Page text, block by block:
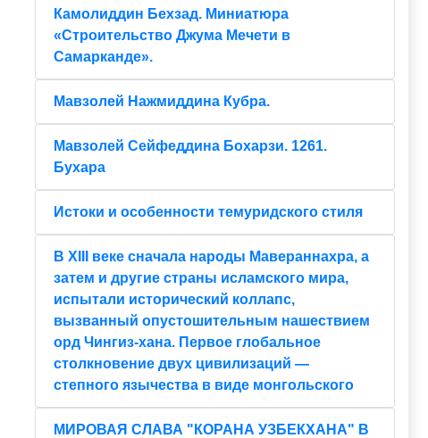
Камолиддин Бехзад. Миниатюра
«Строительство Джума Мечети в
Самарканде».
Мавзолей Нажмиддина Кубра.
Мавзолей Сейфеддина Бохарзи. 1261.
Бухара
Истоки и особенности темуридского стиля
В XIII веке сначала народы Мавераннахра, а
затем и другие страны исламского мира,
испытали исторический коллапс,
вызванный опустошительным нашествием
орд Чингиз-хана. Первое глобальное
столкновение двух цивилизаций —
степного язычества в виде монгольского
МИРОВАЯ СЛАВА "КОРАНА УЗБЕКХАНА" В